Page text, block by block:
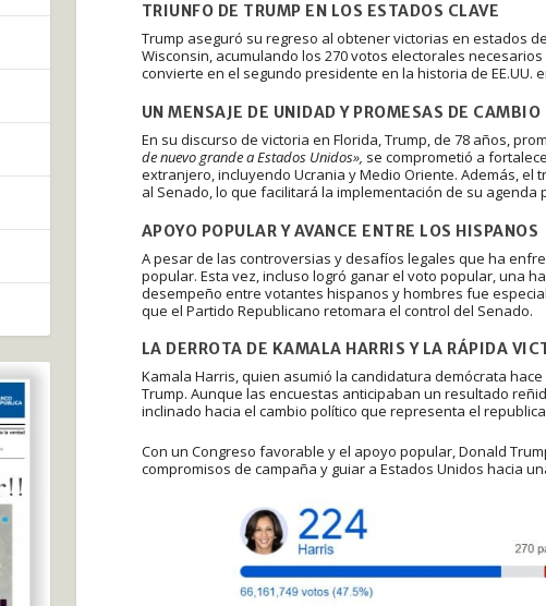
TRIUNFO DE TRUMP EN LOS ESTADOS CLAVE
Trump aseguró su regreso al obtener victorias en estados
Wisconsin, acumulando los 270 votos electorales
convierte en el segundo presidente en la historia de EE.UU.
UN MENSAJE DE UNIDAD Y PROMESAS DE CAMBIO
En su discurso de victoria en Florida, Trump, de 78 años,
de nuevo grande a Estados Unidos», se comprometió a
extranjero, incluyendo Ucrania y Medio Oriente. Además,
al Senado, lo que facilitará la implementación de su
APOYO POPULAR Y AVANCE ENTRE LOS HISPANOS
A pesar de las controversias y desafíos legales que ha
popular. Esta vez, incluso logró ganar el voto popular, una
desempeño entre votantes hispanos y hombres fue
que el Partido Republicano retomara el control del Senado.
LA DERROTA DE KAMALA HARRIS Y LA RÁPIDA
Kamala Harris, quien asumió la candidatura demócrata
Trump. Aunque las encuestas anticipaban un resultado
inclinado hacia el cambio político que representa el
Con un Congreso favorable y el apoyo popular, Donald
compromisos de campaña y guiar a Estados Unidos hacia